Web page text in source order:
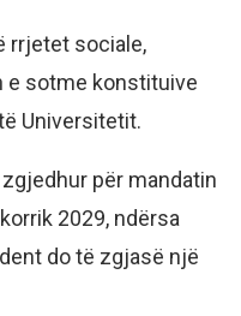
rrjetet sociale,
e sotme konstituive
Universitetit.
për mandatin
2029, ndërsa
do të zgjasë një